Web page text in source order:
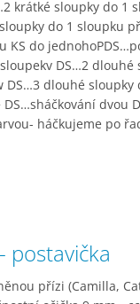
krátké sloupky do 1
do 1 sloupku
KS do
DS…2 dlouhé
DS…3 dlouhé sloupky
dvou
háčkujeme po
postavička
přízi (Camilla,